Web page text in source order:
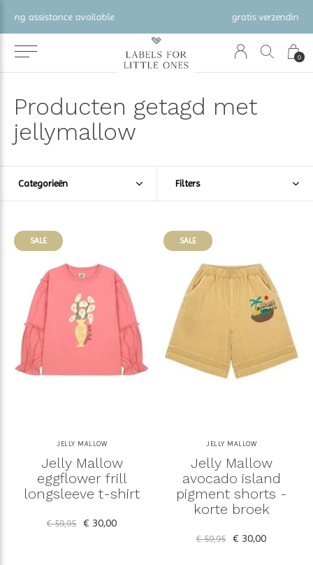
0
gratis verzending vanaf €100 (NL/BE/DE)
Producten getagd met
jellymallow
Categorieën Filters
SALE
JELLY MALLOW
Jelly Mallow
eggflower frill
longsleeve t-shirt
€ 59,95 € 30,00
SALE
JELLY MALLOW
Jelly Mallow
avocado island
pigment shorts -
korte broek
€ 59,95 € 30,00